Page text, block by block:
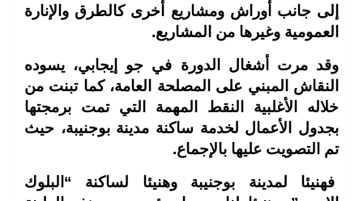
إلى جانب أوراش ومشاريع أخرى كالطرق والإنارة
العمومية وغيرها من المشاريع.
وقد مرت أشغال الدورة في جو إيجابي، يسوده
النقاش المبني على المصلحة العامة، كما تبنت من
خلاله الأغلبية النقط المهمة التي تمت برمجتها
بجدول الأعمال لخدمة ساكنة مدينة بوجنيبة، حيث
تم التصويت عليها بالإجماع.
فهنيئا لمدينة بوجنيبة وهنيئا لساكنة “البلوك